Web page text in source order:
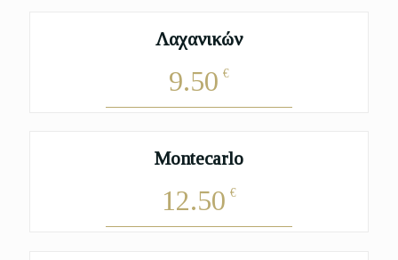
Λαχανικών
9.50 €
Montecarlo
12.50 €